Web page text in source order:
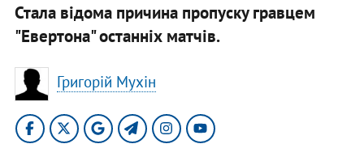
Стала відома причина пропуску гравцем
"Евертона" останніх матчів.
Григорій Мухін